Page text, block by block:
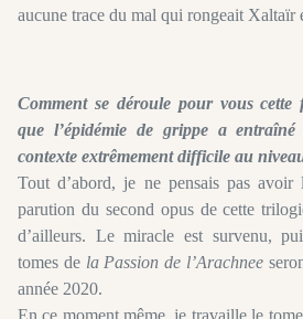
aucune trace du mal qui rongeait Xaltaïr
Comment se déroule pour vous cette
que l’épidémie de grippe a
contexte extrêmement difficile au
Tout d’abord, je ne pensais pas avoir
parution du second opus de cette
d’ailleurs. Le miracle est survenu,
tomes de la Passion de l’Arachnee
année 2020.